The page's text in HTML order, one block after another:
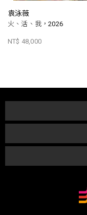
袁泳薇
火、活、我，2026
NT$ 48,000